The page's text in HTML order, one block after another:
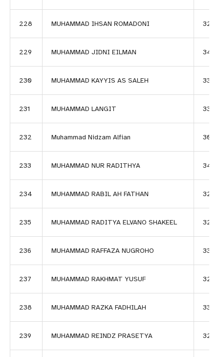
228 MUHAMMAD IHSAN ROMADONI 3273
229 MUHAMMAD JIDNI EILMAN
230 MUHAMMAD KAYYIS AS SALEH 3393
231 MUHAMMAD LANGIT 3366
232 Muhammad Nidzam Alfian 3097
233 MUHAMMAD NUR RADITHYA
234 MUHAMMAD RABIL AH FATHAN 3274
235 MUHAMMAD RADITYA ELVANO SHAKEEL 3275
236 MUHAMMAD RAFFAZA NUGROHO 3338
237 MUHAMMAD RAKHMAT YUSUF
238 MUHAMMAD RAZKA FADHILAH 3394
239 MUHAMMAD REINDZ PRASETYA 3221